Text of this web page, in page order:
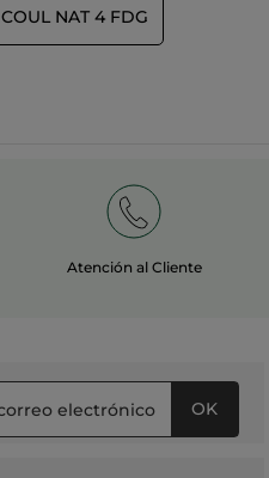
COUL NAT 4 FDG
Atención al Cliente
OK